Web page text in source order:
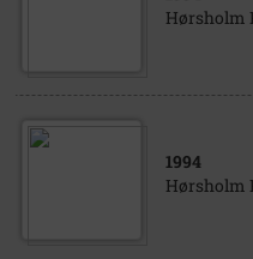
Hørsholm
1994
Hørsholm